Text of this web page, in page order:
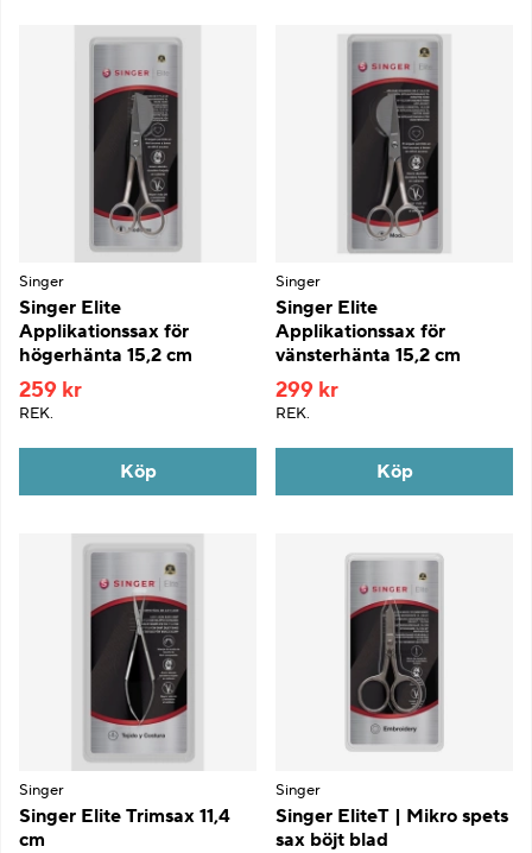
Singer
Singer Elite
Applikationssax för
högerhänta 15,2 cm
259 kr
REK.
Köp
Singer
Singer Elite
Applikationssax för
vänsterhänta 15,2 cm
299 kr
REK.
Köp
Singer
Singer Elite Trimsax 11,4
cm
Singer
Singer EliteT | Mikro spets
sax böjt blad